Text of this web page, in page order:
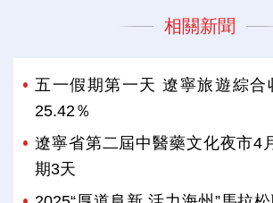
相關新聞
五一假期第一天 遼寧旅遊綜合
25.42％
遼寧省第二屆中醫藥文化夜市4
期3天